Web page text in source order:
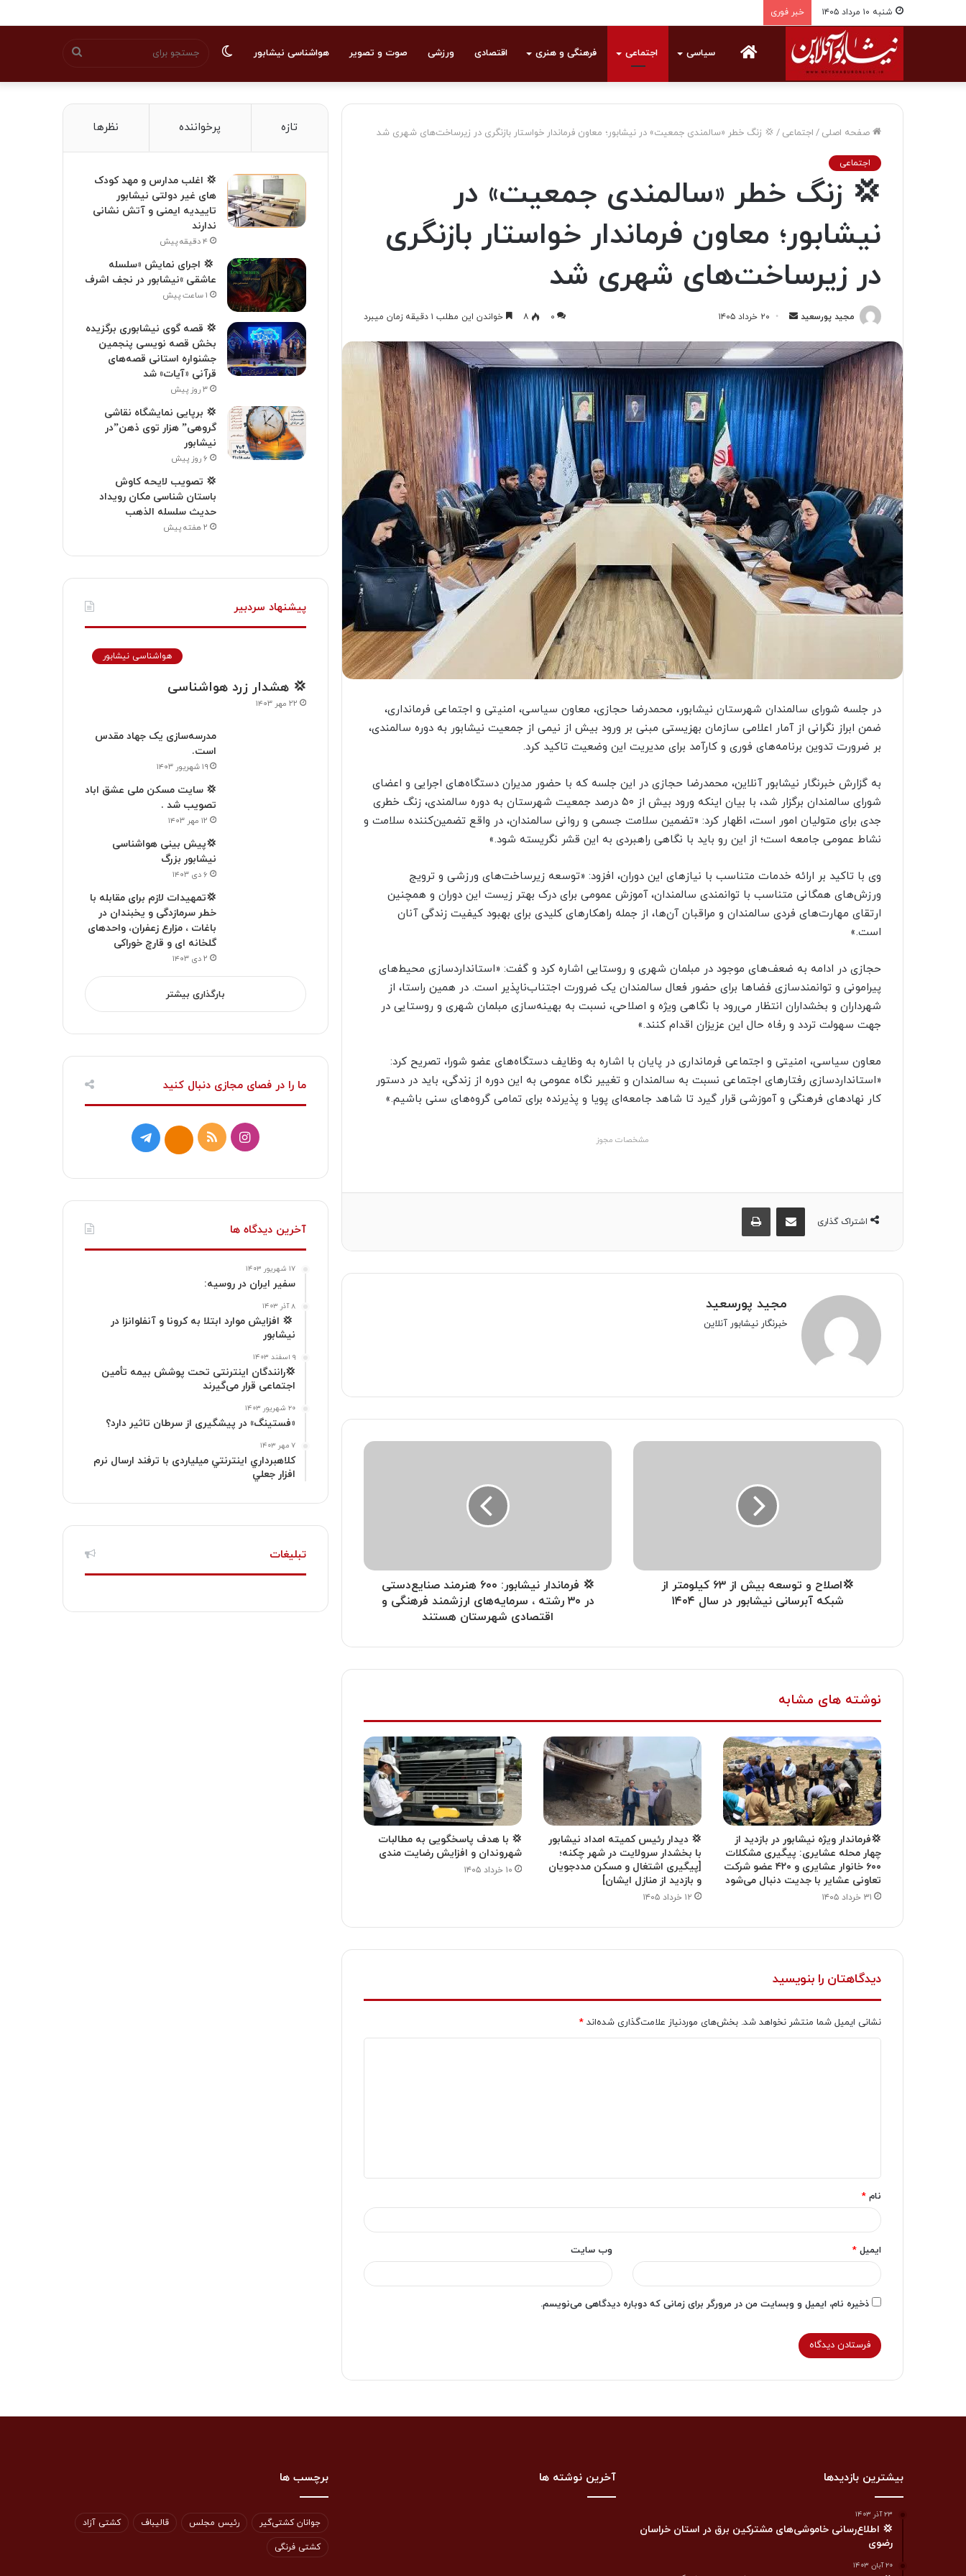
شنبه ۱۰ مرداد ۱۴۰۵ خبر فوری
سیاسی اجتماعی فرهنگی و هنری اقتصادی ورزشی صوت و تصویر هواشناسی نیشابور
برای
تغییر
صفحه اصلی / اجتماعی / 💢 زنگ خطر «سالمندی جمعیت» در نیشابور؛ معاون فرماندار خواستار بازنگری در زیرساخت‌های شهری شد
اجتماعی
💢 زنگ خطر «سالمندی جمعیت» در
نیشابور؛ معاون فرماندار خواستار بازنگری
در زیرساخت‌های شهری شد
مجید پورسعید
س
ا
ل
ی
ک
ا
ی
م
ی
ل
۲۰ خرداد ۱۴۰۵ ۰ ۸ خواندن این مطلب ۱ دقیقه زمان میبرد
در جلسه شورای سالمندان شهرستان نیشابور، محمدرضا حجازی، معاون سیاسی، امنیتی و اجتماعی فرمانداری،
ضمن ابراز نگرانی از آمار اعلامی سازمان بهزیستی مبنی بر ورود بیش از نیمی از جمعیت نیشابور به دوره سالمندی،
بر ضرورت تدوین برنامه‌های فوری و کارآمد برای مدیریت این وضعیت تاکید کرد.
به گزارش خبرنگار نیشابور آنلاین، محمدرضا حجازی در این جلسه که با حضور مدیران دستگاه‌های اجرایی و اعضای
شورای سالمندان برگزار شد، با بیان اینکه ورود بیش از ۵۰ درصد جمعیت شهرستان به دوره سالمندی، زنگ خطری
جدی برای متولیان امور است، اظهار کرد: «تضمین سلامت جسمی و روانی سالمندان، در واقع تضمین‌کننده سلامت و
نشاط عمومی جامعه است؛ از این رو باید با نگاهی راهبردی به این قشر نگریسته شود.»
وی با تاکید بر ارائه خدمات متناسب با نیازهای این دوران، افزود: «توسعه زیرساخت‌های ورزشی و ترویج
ورزش‌های همگانی متناسب با توانمندی سالمندان، آموزش عمومی برای درک بهتر زیست این دوران و همچنین
ارتقای مهارت‌های فردی سالمندان و مراقبان آن‌ها، از جمله راهکارهای کلیدی برای بهبود کیفیت زندگی آنان
است.»
حجازی در ادامه به ضعف‌های موجود در مبلمان شهری و روستایی اشاره کرد و گفت: «استانداردسازی محیط‌های
پیرامونی و توانمندسازی فضاها برای حضور فعال سالمندان یک ضرورت اجتناب‌ناپذیر است. در همین راستا، از
شهرداران و بخشداران انتظار می‌رود با نگاهی ویژه و اصلاحی، نسبت به بهینه‌سازی مبلمان شهری و روستایی در
جهت سهولت تردد و رفاه حال این عزیزان اقدام کنند.»
معاون سیاسی، امنیتی و اجتماعی فرمانداری در پایان با اشاره به وظایف دستگاه‌های عضو شورا، تصریح کرد:
«استانداردسازی رفتارهای اجتماعی نسبت به سالمندان و تغییر نگاه عمومی به این دوره از زندگی، باید در دستور
کار نهادهای فرهنگی و آموزشی قرار گیرد تا شاهد جامعه‌ای پویا و پذیرنده برای تمامی گروه‌های سنی باشیم.»
مشخصات مجوز
اشتراک گذاری
مجید پورسعید
خبرنگار نیشابور آنلاین
💢اصلاح و توسعه بیش از ۶۳ کیلومتر از
شبکه آبرسانی نیشابور در سال ۱۴۰۴
💢 فرماندار نیشابور: ۶۰۰ هنرمند صنایع‌دستی
در ۳۰ رشته ، سرمایه‌های ارزشمند فرهنگی و
اقتصادی شهرستان هستند
نوشته های مشابه
💢فرماندار ویژه نیشابور در بازدید از
چهار محله عشایری: پیگیری مشکلات
۶۰۰ خانوار عشایری و ۴۲۰ عضو شرکت
تعاونی عشایر با جدیت دنبال می‌شود
۳۱ خرداد ۱۴۰۵
💢 دیدار رئیس کمیته امداد نیشابور
با بخشدار سرولایت در شهر چکنه؛
[پیگیری اشتغال و مسکن مددجویان
و بازدید از منازل ایشان]
۱۲ خرداد ۱۴۰۵
💢 با هدف پاسخگویی به مطالبات
شهروندان و افزایش رضایت مندی
۱۰ خرداد ۱۴۰۵
دیدگاهتان را بنویسید
نشانی ایمیل شما منتشر نخواهد شد. بخش‌های موردنیاز علامت‌گذاری شده‌اند *
*
نام *
ایمیل * وب‌ سایت
ذخیره نام، ایمیل و وبسایت من در مرورگر برای زمانی که دوباره دیدگاهی می‌نویسم.
تازه پرخواننده نظرها
💢 اغلب مدارس و مهد کودک
های غیر دولتی نیشابور
تاییدیه ایمنی و آتش نشانی
ندارند
۴ دقیقه پیش
‍ 💢 اجرای نمایش «سلسله
عاشقی »نیشابور در نجف اشرف
۱ ساعت پیش
💢 قصه گوی نیشابوری برگزیده
بخش قصه نویسی پنجمین
جشنواره استانی قصه‌های
قرآنی «آیات» شد
۳ روز پیش
💢 برپایی نمایشگاه نقاشی
گروهی” هزار توی ذهن”در
نیشابور
۶ روز پیش
💢 تصویب لایحه کاوش
باستان شناسی مکان رویداد
حدیث سلسله الذهب
۲ هفته پیش
پیشنهاد سردبیر
هواشناسی نیشابور
💢 هشدار زرد هواشناسی
۲۲ مهر ۱۴۰۳
مدرسه‌سازی یک جهاد مقدس
است.
۱۹ شهریور ۱۴۰۳
💢 سایت مسکن ملی عشق اباد
تصویب شد .
۱۲ مهر ۱۴۰۳
💢پیش بینی هواشناسی
نیشابور بزرگ
۶ دی ۱۴۰۳
💢تمهیدات لازم برای مقابله با
خطر سرمازدگی و یخبندان در
باغات ، مزارع زعفران، واحدهای
گلخانه ای و قارچ خوراکی
۲ دی ۱۴۰۳
بارگذاری بیشتر
ما را در فصای مجازی دنبال کنید
ا
س
ت
ا
م
خ
ک
ت
ا
آخرین دیدگاه ها
۱۷ شهریور ۱۴۰۳
سفیر ایران در روسیه:
۸ آذر ۱۴۰۳
‍ 💢 افزایش موارد ابتلا به کرونا و آنفلوانزا در
نیشابور
۹ اسفند ۱۴۰۳
💢رانندگان اینترنتی تحت پوشش بیمه تأمین
اجتماعی قرار می‌گیرند
۲۰ شهریور ۱۴۰۳
«فستینگ» در پیشگیری از سرطان تاثیر دارد؟
۷ مهر ۱۴۰۳
كلاهبرداري اينترنتي میلیاردی با ترفند ارسال نرم
افزار جعلي
تبلیغات
بیشترین بازدیدها
۲۳ آذر ۱۴۰۳
💢 اطلاع‌رسانی خاموشی‌های مشترکین برق در استان خراسان
رضوی
۲۰ آبان ۱۴۰۳
آخرین نوشته ها برچسب ها
جوانان کشتی‌گیر رئیس مجلس قالیباف کشتی آزاد
کشتی فرنگی